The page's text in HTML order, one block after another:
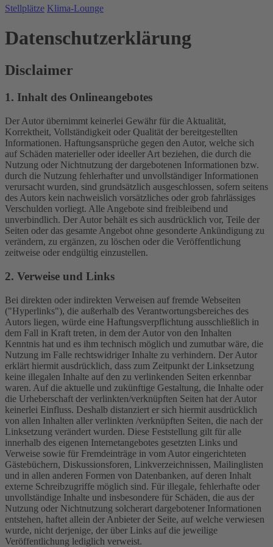
Stellplätze Klima-Lounge
Datenschutzerklärung
Disclaimer
1. Inhalt des Onlineangebotes
Der Autor übernimmt keinerlei Gewähr für die Aktualität,
Korrektheit, Vollständigkeit oder Qualität der bereitgestellten
Informationen. Haftungsansprüche gegen den Autor, welche sich
auf Schäden materieller oder ideeller Art beziehen, die durch die
Nutzung oder Nichtnutzung der dargebotenen Informationen bzw.
durch die Nutzung fehlerhafter und unvollständiger Informationen
verursacht wurden, sind grundsätzlich ausgeschlossen, sofern seitens
des Autors kein nachweislich vorsätzliches oder grob fahrlässiges
Verschulden vorliegt. Alle Angebote sind freibleibend und
unverbindlich. Der Autor behält es sich ausdrücklich vor, Teile der
Seiten oder das gesamte Angebot ohne gesonderte Ankündigung zu
verändern, zu ergänzen, zu löschen oder die Veröffentlichung
zeitweise oder endgültig einzustellen.
2. Verweise und Links
Bei direkten oder indirekten Verweisen auf fremde Webseiten
("Hyperlinks"), die außerhalb des Verantwortungsbereiches des
Autors liegen, würde eine Haftungsverpflichtung ausschließlich in
dem Fall in Kraft treten, in dem der Autor von den Inhalten
Kenntnis hat und es ihm technisch möglich und zumutbar wäre, die
Nutzung im Falle rechtswidriger Inhalte zu verhindern. Der Autor
erklärt hiermit ausdrücklich, dass zum Zeitpunkt der Linksetzung
keine illegalen Inhalte auf den zu verlinkenden Seiten erkennbar
waren. Auf die aktuelle und zukünftige Gestaltung, die Inhalte oder
die Urheberschaft der verlinkten/verknüpften Seiten hat der Autor
keinerlei Einfluss. Deshalb distanziert er sich hiermit ausdrücklich
von allen Inhalten aller verlinkten /verknüpften Seiten, die nach der
Linksetzung verändert wurden. Diese Feststellung gilt für alle
innerhalb des eigenen Internetangebotes gesetzten Links und
Verweise sowie für Fremdeinträge in vom Autor eingerichteten
Gästebüchern, Diskussionsforen, Linkverzeichnissen, Mailinglisten
und in allen anderen Formen von Datenbanken, auf deren Inhalt
externe Schreibzugriffe möglich sind. Für illegale, fehlerhafte oder
unvollständige Inhalte und insbesondere für Schäden, die aus der
Nutzung oder Nichtnutzung solcherart dargebotener Informationen
entstehen, haftet allein der Anbieter der Seite, auf welche verwiesen
wurde, nicht derjenige, der über Links auf die jeweilige
Veröffentlichung lediglich verweist.